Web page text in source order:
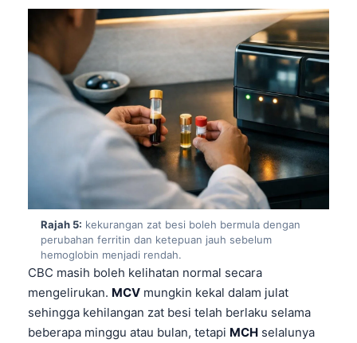
Rajah 5: kekurangan zat besi boleh bermula dengan
perubahan ferritin dan ketepuan jauh sebelum
hemoglobin menjadi rendah.
CBC masih boleh kelihatan normal secara
mengelirukan. MCV mungkin kekal dalam julat
sehingga kehilangan zat besi telah berlaku selama
beberapa minggu atau bulan, tetapi MCH selalunya
Gàidhlig
Occitan
العربية المغربية
Afrikaans
Монгол
ພາສາລາວ
Basa Jawa
Cebuano
ئۇيغۇرچە
Кыргызча
Татар теле
Беларуская мова
Esperanto